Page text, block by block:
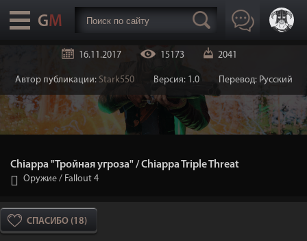
16.11.2017 15173 2041
Автор публикации: Stark550 Версия: 1.0 Перевод: Русский
Chiappa "Тройная угроза" / Chiappa Triple Threat
Оружие / Fallout 4
СПАСИБО (18)